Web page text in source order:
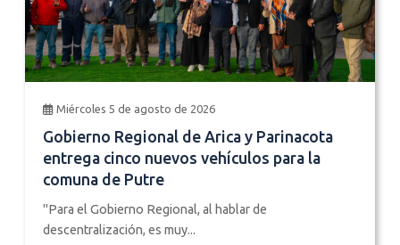
Miércoles 5 de agosto de 2026
Gobierno Regional de Arica y Parinacota
entrega cinco nuevos vehículos para la
comuna de Putre
"Para el Gobierno Regional, al hablar de
descentralización, es muy...